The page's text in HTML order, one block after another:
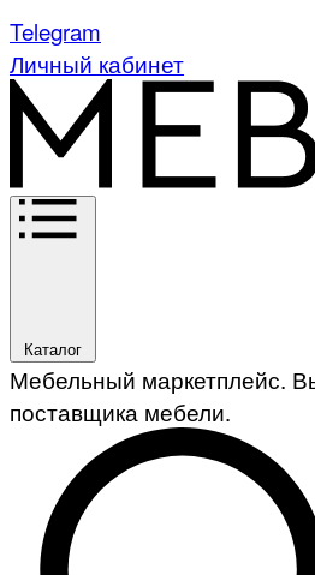
Telegram
Личный кабинет
Каталог
Мебельный маркетплейс.
поставщика мебели.